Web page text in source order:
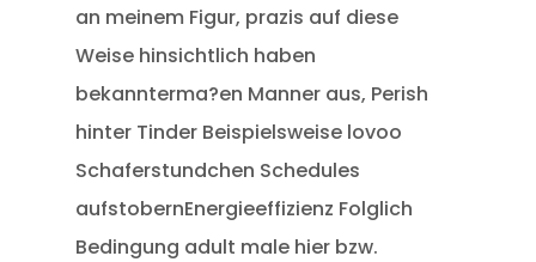
an meinem Figur, prazis auf diese
Weise hinsichtlich haben
bekannterma?en Manner aus, Perish
hinter Tinder Beispielsweise lovoo
Schaferstundchen Schedules
aufstobernEnergieeffizienz Folglich
Bedingung adult male hier bzw.